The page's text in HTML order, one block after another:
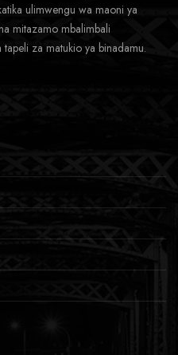
ulimwengu wa maoni ya
mitazamo mbalimbali
za matukio ya binadamu.